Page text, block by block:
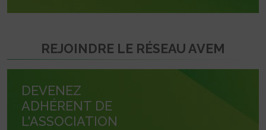
REJOINDRE LE RÉSEAU AVEM
DEVENEZ
ADHÉRENT DE
L'ASSOCIATION